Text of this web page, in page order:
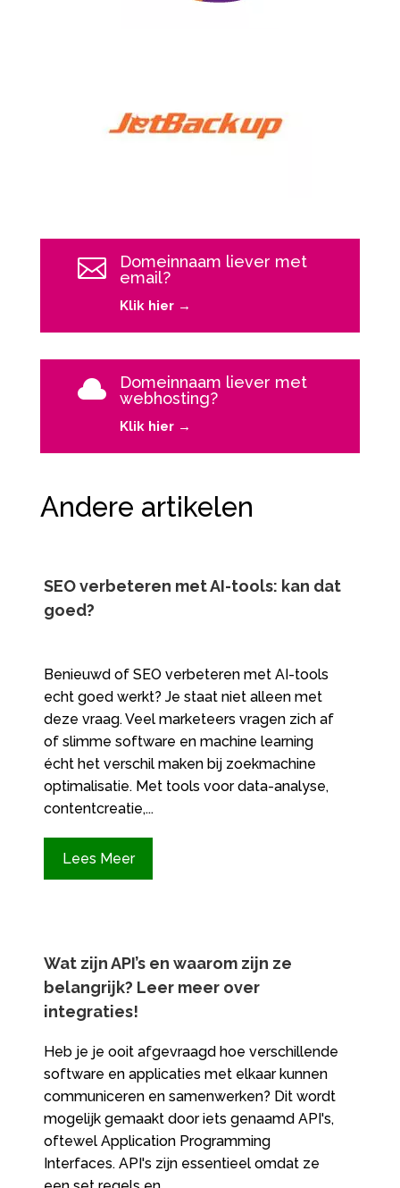

Domeinnaam liever met
email?
Klik hier →

Domeinnaam liever met
webhosting?
Klik hier →
Andere artikelen
SEO verbeteren met AI-tools: kan dat
goed?
Benieuwd of SEO verbeteren met AI-tools
echt goed werkt? Je staat niet alleen met
deze vraag. Veel marketeers vragen zich af
of slimme software en machine learning
écht het verschil maken bij zoekmachine
optimalisatie. Met tools voor data-analyse,
contentcreatie,...
Lees Meer
Wat zijn API’s en waarom zijn ze
belangrijk? Leer meer over
integraties!
Heb je je ooit afgevraagd hoe verschillende
software en applicaties met elkaar kunnen
communiceren en samenwerken? Dit wordt
mogelijk gemaakt door iets genaamd API's,
oftewel Application Programming
Interfaces. API's zijn essentieel omdat ze